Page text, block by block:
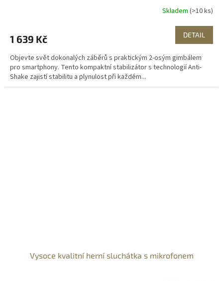
Skladem (>10 ks)
1 639 Kč DETAIL
Objevte svět dokonalých záběrů s praktickým 2-osým gimbálem
pro smartphony. Tento kompaktní stabilizátor s technologií Anti-
Shake zajistí stabilitu a plynulost při každém...
Vysoce kvalitní herní sluchátka s mikrofonem